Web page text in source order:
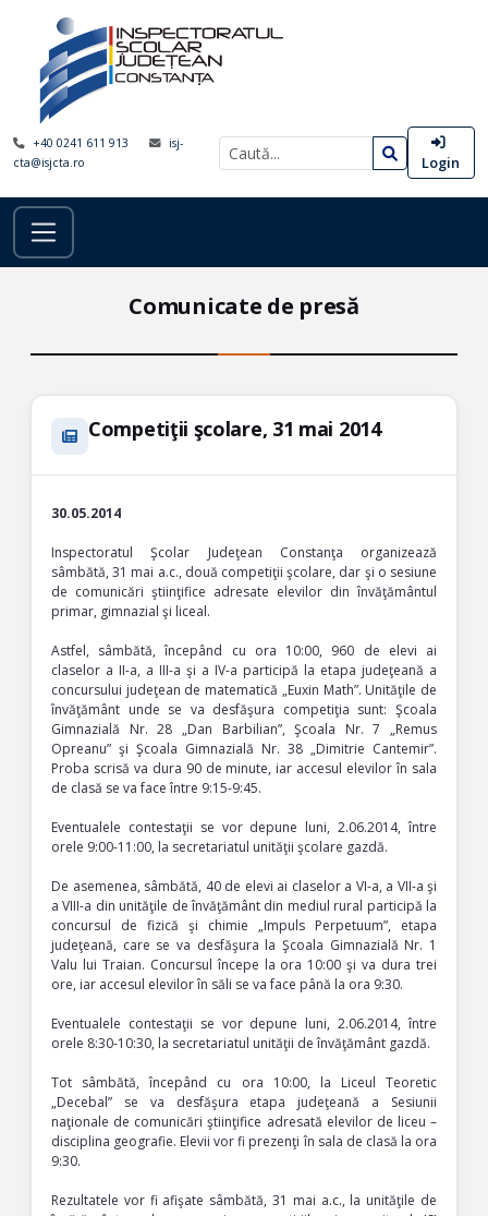
+40 0241 611 913
isj-
cta@isjcta.ro
Login
Comunicate de presă
Competiţii şcolare, 31 mai 2014
30.05.2014
Inspectoratul Şcolar Judeţean Constanţa organizează
sâmbătă, 31 mai a.c., două competiţii şcolare, dar şi o sesiune
de comunicări ştiinţifice adresate elevilor din învăţământul
primar, gimnazial şi liceal.
Astfel, sâmbătă, începând cu ora 10:00, 960 de elevi ai
claselor a II-a, a III-a şi a IV-a participă la etapa judeţeană a
concursului judeţean de matematică „Euxin Math”. Unităţile de
învăţământ unde se va desfăşura competiţia sunt: Şcoala
Gimnazială Nr. 28 „Dan Barbilian”, Şcoala Nr. 7 „Remus
Opreanu” şi Şcoala Gimnazială Nr. 38 „Dimitrie Cantemir”.
Proba scrisă va dura 90 de minute, iar accesul elevilor în sala
de clasă se va face între 9:15-9:45.
Eventualele contestaţii se vor depune luni, 2.06.2014, între
orele 9:00-11:00, la secretariatul unităţii şcolare gazdă.
De asemenea, sâmbătă, 40 de elevi ai claselor a VI-a, a VII-a şi
a VIII-a din unităţile de învăţământ din mediul rural participă la
concursul de fizică şi chimie „Impuls Perpetuum”, etapa
judeţeană, care se va desfăşura la Şcoala Gimnazială Nr. 1
Valu lui Traian. Concursul începe la ora 10:00 şi va dura trei
ore, iar accesul elevilor în săli se va face până la ora 9:30.
Eventualele contestaţii se vor depune luni, 2.06.2014, între
orele 8:30-10:30, la secretariatul unităţii de învăţământ gazdă.
Tot sâmbătă, începând cu ora 10:00, la Liceul Teoretic
„Decebal” se va desfăşura etapa judeţeană a Sesiunii
naţionale de comunicări ştiinţifice adresată elevilor de liceu –
disciplina geografie. Elevii vor fi prezenţi în sala de clasă la ora
9:30.
Rezultatele vor fi afişate sâmbătă, 31 mai a.c., la unităţile de